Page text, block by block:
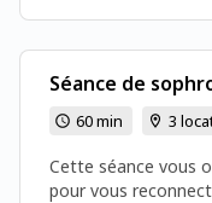
visio OU 🏡 En
l’Orée du Bois, 31140
Cabinet O.Santé, 6
: Uniquement le
l’avance
Séance de
60 min
Cette séance vous
pour vous